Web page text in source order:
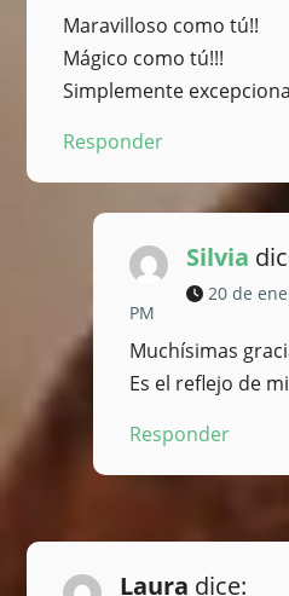
Maravilloso como tú!!
Mágico como tú!!!
Simplemente
Responder
Silvia
20 de
PM
Muchísimas
Es el reflejo de
Responder
Laura dice: